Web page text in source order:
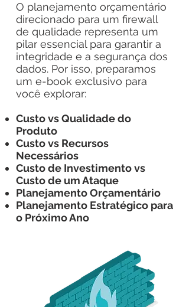
O planejamento orçamentário
direcionado para um firewall
de qualidade representa um
pilar essencial para garantir a
integridade e a segurança dos
dados. Por isso, preparamos
um e-book exclusivo para
você explorar:
Custo vs Qualidade do
Produto
Custo vs Recursos
Necessários
Custo de Investimento vs
Custo de um Ataque
Planejamento Orçamentário
Planejamento Estratégico para
o Próximo Ano